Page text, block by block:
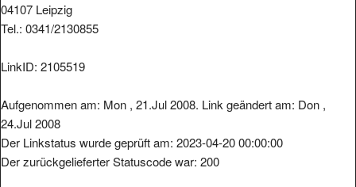
04107 Leipzig
Tel.: 0341/2130855
LinkID: 2105519
Aufgenommen am: Mon , 21.Jul 2008. Link geändert am: Don ,
24.Jul 2008
Der Linkstatus wurde geprüft am: 2023-04-20 00:00:00
Der zurückgelieferter Statuscode war: 200